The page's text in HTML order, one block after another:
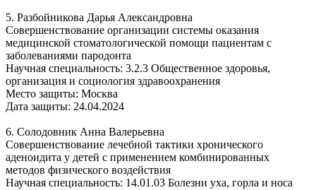
5. Разбойникова Дарья Александровна
Совершенствование организации системы оказания
медицинской стоматологической помощи пациентам с
заболеваниями пародонта
Научная специальность: 3.2.3 Общественное здоровья,
организация и социология здравоохранения
Место защиты: Москва
Дата защиты: 24.04.2024
6. Солодовник Анна Валерьевна
Совершенствование лечебной тактики хронического
аденоидита у детей с применением комбинированных
методов физического воздействия
Научная специальность: 14.01.03 Болезни уха, горла и носа